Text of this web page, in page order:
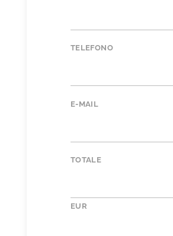
TELEFONO
E-MAIL
TOTALE
EUR